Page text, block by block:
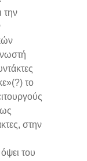
την
το
στην
του